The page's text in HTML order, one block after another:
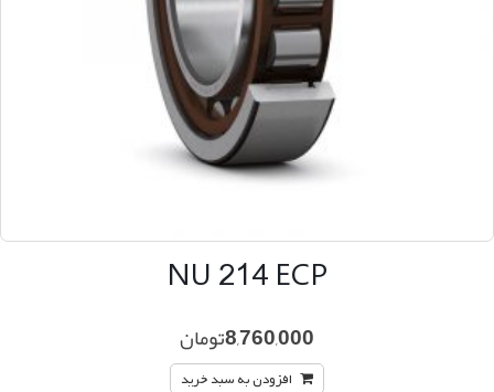
NU 214 ECP
8,760,000تومان
افزودن به سبد خرید